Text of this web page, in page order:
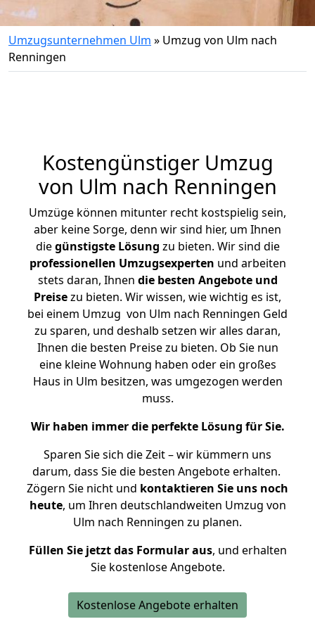
Umzugsunternehmen Ulm » Umzug von Ulm nach
Renningen
Kostengünstiger Umzug
von Ulm nach Renningen
Umzüge können mitunter recht kostspielig sein,
aber keine Sorge, denn wir sind hier, um Ihnen
diegünstigste Lösung zu bieten. Wir sind die
professionellen Umzugsexperten und arbeiten
stets daran, Ihnen die besten Angebote und
Preisezu bieten. Wir wissen, wie wichtig es ist,
bei einem Umzug von Ulm nach Renningen Geld
zu sparen, und deshalb setzen wir alles daran,
Ihnen die besten Preise zu bieten. Ob Sie nun
eine kleine Wohnung haben oder ein großes
Haus in Ulm besitzen, was umgezogen werden
muss.
Wir haben immer die perfekte Lösung für Sie.
Sparen Sie sich die Zeit – wir kümmern uns
darum, dass Sie die besten Angebote erhalten.
Zögern Sie nicht und kontaktieren Sie uns noch
heute, um Ihren deutschlandweiten Umzug von
Ulm nach Renningen zu planen.
Füllen Sie jetzt das Formular aus, und erhalten
Sie kostenlose Angebote.
Kostenlose Angebote erhalten